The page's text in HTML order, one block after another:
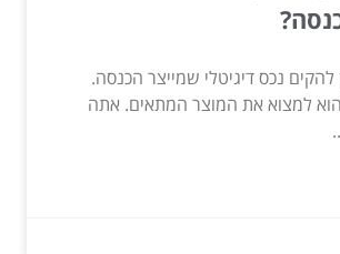
נכס דיגיטלי שמייצר הכנסה.
למצוא את המוצר המתאים. אתה